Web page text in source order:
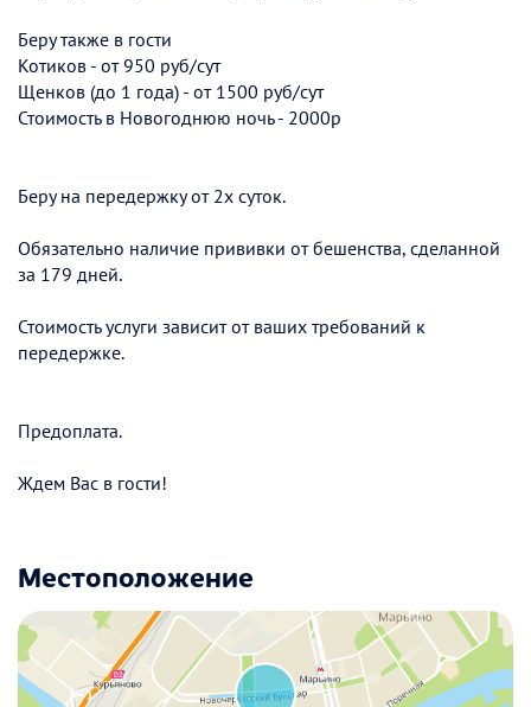
Беру также в гости
Котиков - от 950 руб/сут
Щенков (до 1 года) - от 1500 руб/сут
Стоимость в Новогоднюю ночь - 2000р
Беру на передержку от 2х суток.
Обязательно наличие прививки от бешенства, сделанной
за 179 дней.
Стоимость услуги зависит от ваших требований к
передержке.
Предоплата.
Ждем Вас в гости!
Местоположение